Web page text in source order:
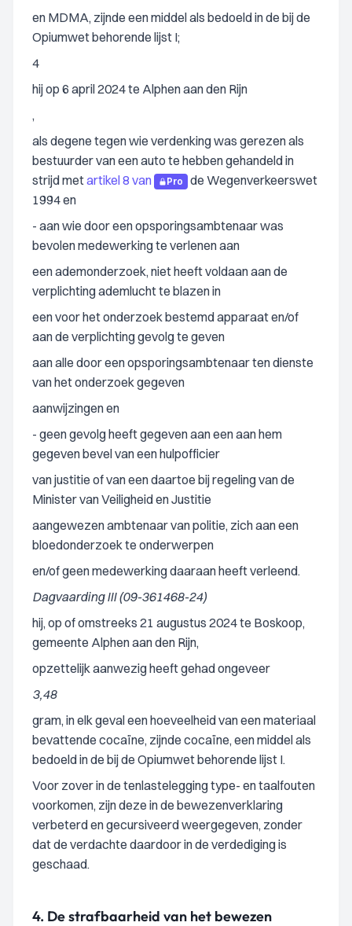
en MDMA, zijnde een middel als bedoeld in de bij de
Opiumwet behorende lijst I;
4
hij op 6 april 2024 te Alphen aan den Rijn
,
als degene tegen wie verdenking was gerezen als
bestuurder van een auto te hebben gehandeld in
strijd metartikel 8 van Pro
de Wegenverkeerswet
1994 en
- aan wie door een opsporingsambtenaar was
bevolen medewerking te verlenen aan
een ademonderzoek, niet heeft voldaan aan de
verplichting ademlucht te blazen in
een voor het onderzoek bestemd apparaat en/of
aan de verplichting gevolg te geven
aan alle door een opsporingsambtenaar ten dienste
van het onderzoek gegeven
aanwijzingen en
- geen gevolg heeft gegeven aan een aan hem
gegeven bevel van een hulpofficier
van justitie of van een daartoe bij regeling van de
Minister van Veiligheid en Justitie
aangewezen ambtenaar van politie, zich aan een
bloedonderzoek te onderwerpen
en/of geen medewerking daaraan heeft verleend.
Dagvaarding III (09-361468-24)
hij, op of omstreeks 21 augustus 2024 te Boskoop,
gemeente Alphen aan den Rijn,
opzettelijk aanwezig heeft gehad ongeveer
3,48
gram, in elk geval een hoeveelheid van een materiaal
bevattende cocaïne, zijnde cocaïne, een middel als
bedoeld in de bij de Opiumwet behorende lijst I.
Voor zover in de tenlastelegging type- en taalfouten
voorkomen, zijn deze in de bewezenverklaring
verbeterd en gecursiveerd weergegeven, zonder
dat de verdachte daardoor in de verdediging is
geschaad.
4. De strafbaarheid van het bewezen